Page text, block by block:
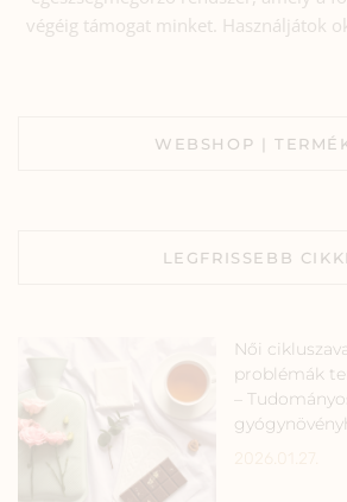
végéig támogat minket. Használjátok
WEBSHOP |
LEGFRISSEBB
Női
problémák
–